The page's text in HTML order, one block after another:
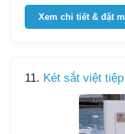
Xem chi tiết & đặt
11. Két sắt việt